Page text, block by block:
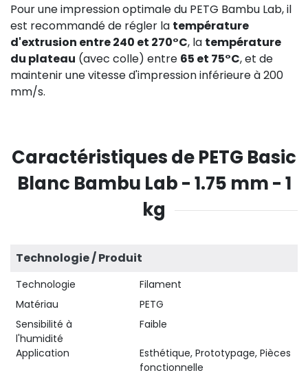
Pour une impression optimale du PETG Bambu Lab, il
est recommandé de régler la température
d'extrusion entre 240 et 270°C, la température
du plateau (avec colle) entre 65 et 75°C, et de
maintenir une vitesse d'impression inférieure à 200
mm/s.
Caractéristiques de PETG Basic
Blanc Bambu Lab - 1.75 mm - 1
kg
Technologie / Produit
Technologie
Filament
Matériau
PETG
Sensibilité à
l'humidité
Faible
Application
Esthétique, Prototypage, Pièces
fonctionnelle